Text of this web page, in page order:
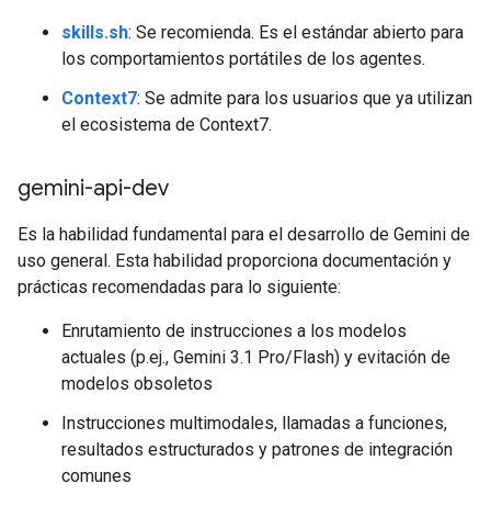
skills.sh: Se recomienda. Es el estándar abierto para
los comportamientos portátiles de los agentes.
Context7: Se admite para los usuarios que ya utilizan
el ecosistema de Context7.
gemini-api-dev
Es la habilidad fundamental para el desarrollo de Gemini de
uso general. Esta habilidad proporciona documentación y
prácticas recomendadas para lo siguiente:
Enrutamiento de instrucciones a los modelos
actuales (p.ej., Gemini 3.1 Pro/Flash) y evitación de
modelos obsoletos
Instrucciones multimodales, llamadas a funciones,
resultados estructurados y patrones de integración
comunes